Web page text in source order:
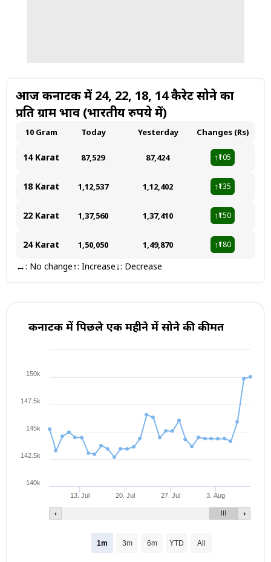
आज कर्नाटक में 24, 22, 18, 14 कैरेट सोने का
प्रति ग्राम भाव (भारतीय रुपये में)
10 Gram Today Yesterday Changes (Rs)
14 Karat ₹87,529 ₹87,424 ↑₹105
18 Karat ₹1,12,537 ₹1,12,402 ↑₹135
22 Karat ₹1,37,560 ₹1,37,410 ↑₹150
24 Karat ₹1,50,050 ₹1,49,870 ↑₹180
↔: No change↑: Increase↓: Decrease
कर्नाटक में पिछले एक महीने में सोने की कीमत
13. Jul 20. Jul 27. Jul 3. Aug
1m 3m 6m YTD All
140k
142.5k
145k
147.5k
150k